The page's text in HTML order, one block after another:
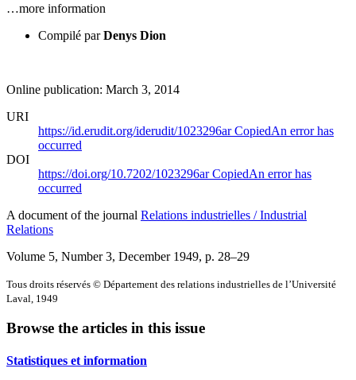
…more information
Compilé par Denys Dion
Online publication: March 3, 2014
URI
https://id.erudit.org/iderudit/1023296arCopiedAn error has
occurred
DOI
https://doi.org/10.7202/1023296arCopiedAn error has
occurred
A document of the journal Relations industrielles / Industrial
Relations
Volume 5, Number 3, December 1949, p. 28–29
Tous droits réservés © Département des relations industrielles de l’Université
Laval, 1949
Browse the articles in this issue
Statistiques et information